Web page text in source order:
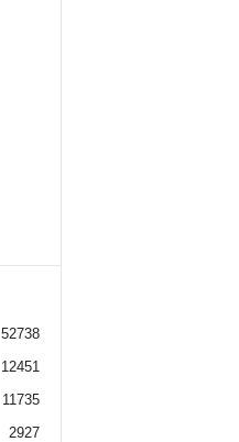
52738
12451
11735
2927